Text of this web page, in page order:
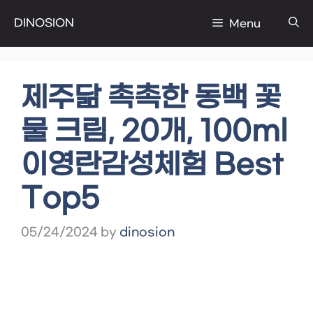
to
DINOSION Menu
제주닮 촉촉한 동백 꽃
물 크림, 20개, 100ml
이영란감성체험 Best
Top5
05/24/2024 by dinosion